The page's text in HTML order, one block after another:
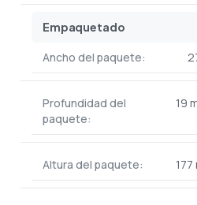
Empaquetado
Ancho del paquete:
Profundidad del
paquete:
19
Altura del paquete: 177